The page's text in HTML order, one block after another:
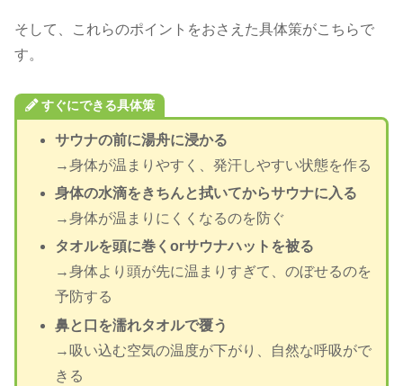
そして、これらのポイントをおさえた具体策がこちらで
す。
すぐにできる具体策
サウナの前に湯舟に浸かる
→身体が温まりやすく、発汗しやすい状態を作る
身体の水滴をきちんと拭いてからサウナに入る
→身体が温まりにくくなるのを防ぐ
タオルを頭に巻くorサウナハットを被る
→身体より頭が先に温まりすぎて、のぼせるのを
予防する
鼻と口を濡れタオルで覆う
→吸い込む空気の温度が下がり、自然な呼吸がで
きる